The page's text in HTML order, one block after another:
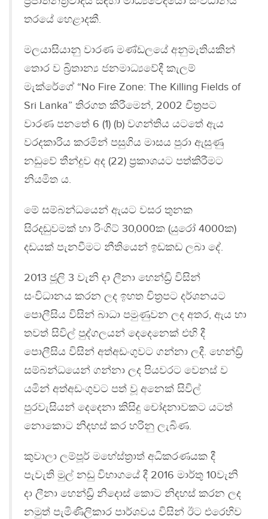
තරයේ හෙළාදකී.
මලයාසියානු වාරණ මණ්ඩලයේ අනුමැතියකින්
තොර ව බ්‍රිතාන්‍ය ජනමාධ්‍යවේදී කැලම්
මැක්රේගේ “No Fire Zone: The Killing Fields of
Sri Lanka” තිරගත කිරීමෙන්, 2002 චිත්‍ර‍පට
වාරණ පනතේ 6 (1) (b) වගන්තිය යටතේ ඇය
වරදකාරිය කරමින් පසුගිය මාසය පුරා ඇසුණු
නඩුවේ තීන්දුව අද (22) ප්‍රකාශයට පත්කිරීමට
නියමිත ය.
මේ සම්බන්ධයෙන් ඇයට වසර තුනක
සිරදඬුවමක් හා රිංගිට් 30,000ක (යුරෝ 4000ක)
දඩයක් පැනවීමට නීතියෙන් ඉඩකඩ ලබා දේ.
2013 ජූලි 3 වැනි දා ලීනා හෙන්ඩ්‍රි විසින්
සංවිධානය කරන ලද ඉහත චිත්‍ර‍පට දර්ශනයට
පොලීසිය විසින් බාධා පමුණුවන ලද අතර, ඇය හා
තවත් සිවිල් පුද්ගලයන් දෙදෙනෙක් එහි දී
පොලීසිය විසින් අත්අඩංගුවට ගන්නා ලදී. හෙන්ඩ්‍රි
සම්බන්ධයෙන් ගන්නා ලද පියවරට වෙනස් ව
යමින් අත්අඩංගුවට පත් වූ අනෙක් සිවිල්
පුරවැසියන් දෙදෙනා කිසිදු චෝදනාවකට යටත්
නොකොට නිදහස් කර හරිනු ලැබිණ.
කුවාලා ලම්පූර් මහේස්ත්‍රාත් අධිකරණයක දී
පැවැති මුල් නඩු විභාගයේ දී 2016 මාර්තු 10වැනි
දා ලීනා හෙන්ඩ්‍රි නිදොස් කොට නිදහස් කරන ලද
නමුත් පැමිණිලිකාර පාර්ශවය විසින් ඊට එරෙහිව